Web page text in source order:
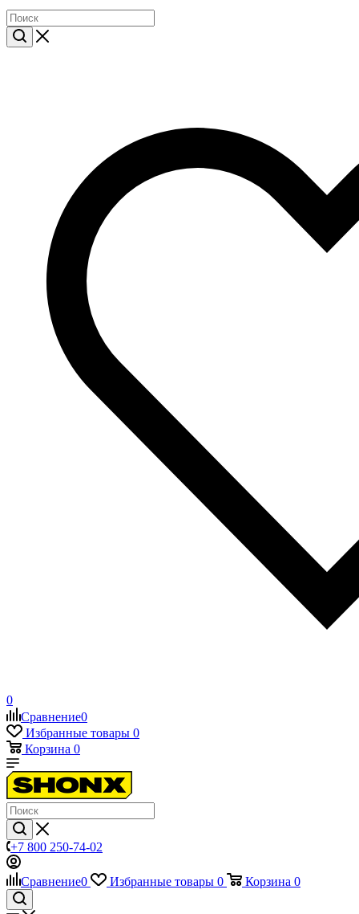
0
Сравнение0
Избранные товары 0
Корзина 0
+7 800 250-74-02
Сравнение0 Избранные товары 0 Корзина 0